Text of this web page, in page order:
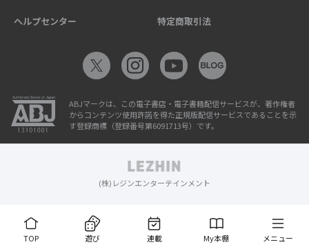
TOP 遊び 連載 My本棚 メニュー
ヘルプセンター 特定商取引法
ABJマークは、この電子書店・電子書籍配信サービスが、著作権者
からコンテンツ使用許諾を得た正規版配信サービスであることを示
す登録商標（登録番号第6091713号）です。
(株)レジンエンターテインメント